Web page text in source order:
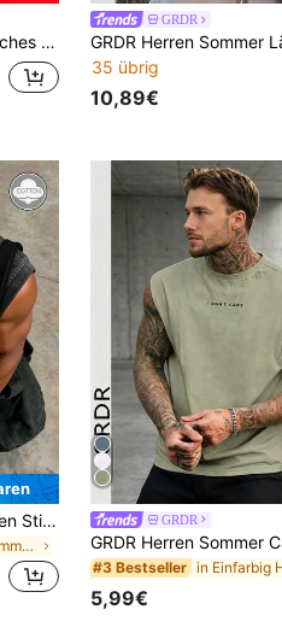
| Zeige deinen Stil
GRDR
35 übrig
10,89€
Herren-Tanktop im lässigen Stil, schwarz, locker geschnitten, ärmellos, mit Waschung und Destroyed-Effekt, breitem Schulterdesign, Vintage-High-Street-Style, auffälliges Sommer-Streetwear-Piece
in Frühling/Sommer Herren Tanktops
GRDR
#3 Bestseller
5,99€